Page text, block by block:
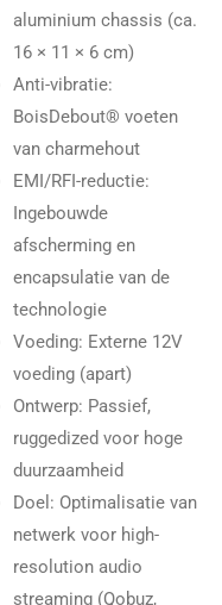
aluminium chassis (ca.
16 × 11 × 6 cm)
Anti-vibratie:
BoisDebout® voeten
van charmehout
EMI/RFI-reductie:
Ingebouwde
afscherming en
encapsulatie van de
technologie
Voeding: Externe 12V
voeding (apart)
Ontwerp: Passief,
ruggedized voor hoge
duurzaamheid
Doel: Optimalisatie van
netwerk voor high-
resolution audio
streaming (Qobuz,